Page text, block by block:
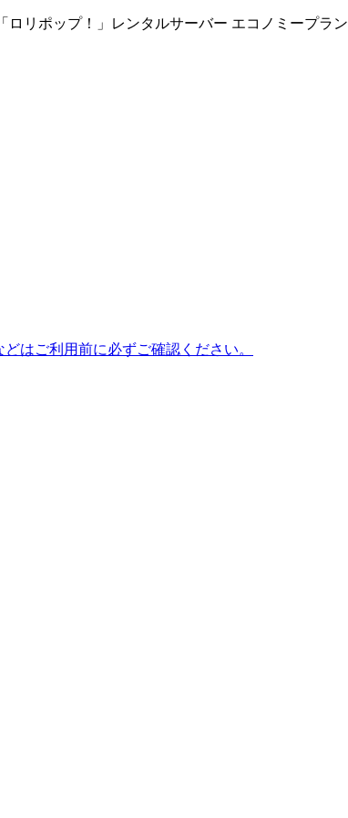
「ロリポップ！」レンタルサーバー エコノミープラン
はご利用前に必ずご確認ください。